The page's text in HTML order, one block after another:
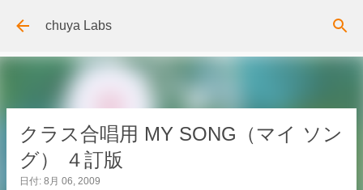
スキップしてメイン コンテンツに移動
chuya Labs
クラス合唱用 MY SONG（マイ ソン
グ） ４訂版
日付: 8月 06, 2009